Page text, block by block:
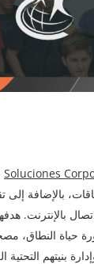
Soluciones
بالإضافة إلى
بالإنترنت.
حياة النطاق،
بنيتهم التحتية